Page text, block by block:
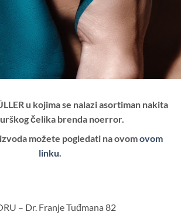
u kojima se nalazi asortiman nakita
čelika brenda noerror.
možete pogledati na ovomovom
linku.
– Dr. Franje Tuđmana 82